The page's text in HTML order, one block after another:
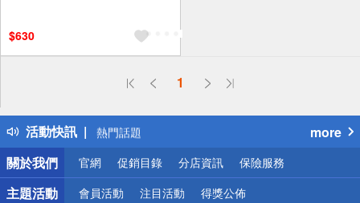
$630
1
活動快訊
偏遠地區配送
得獎公告
熱門話題
銀行優惠
偏遠地區配送
詐騙網頁！請小心！
more
關於我們
官網 促銷目錄 分店資訊 保險服務
主題活動 會員活動 注目活動 得獎公佈